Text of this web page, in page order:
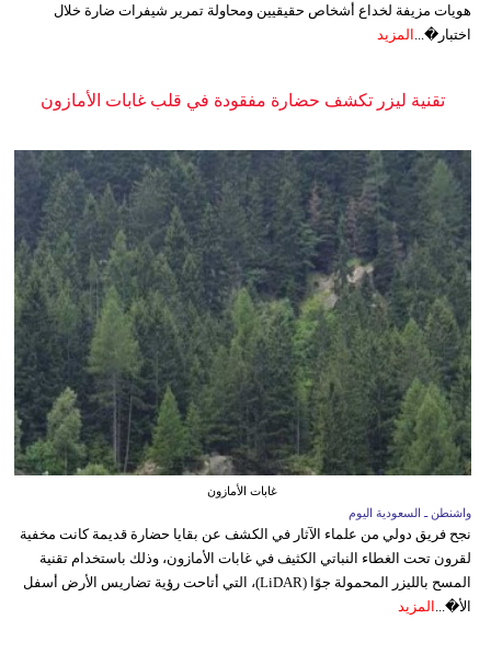
هويات مزيفة لخداع أشخاص حقيقيين ومحاولة تمرير شيفرات ضارة خلال
اختبار�... المزيد
تقنية ليزر تكشف حضارة مفقودة في قلب غابات الأمازون
غابات الأمازون
واشنطن ـ السعودية اليوم
نجح فريق دولي من علماء الآثار في الكشف عن بقايا حضارة قديمة كانت مخفية
لقرون تحت الغطاء النباتي الكثيف في غابات الأمازون، وذلك باستخدام تقنية
المسح بالليزر المحمولة جوًا (LiDAR)، التي أتاحت رؤية تضاريس الأرض أسفل
الأ�... المزيد